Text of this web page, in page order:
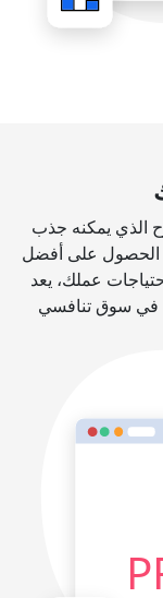
الذي يمكنه جذب
الحصول على أفضل
عملك، يعد
في سوق تنافسي